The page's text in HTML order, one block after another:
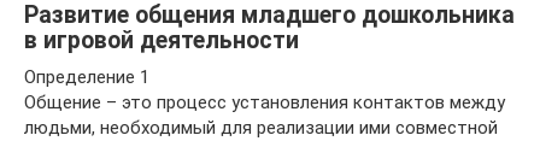
Развитие общения младшего дошкольника
в игровой деятельности
Определение 1
Общение – это процесс установления контактов между
людьми, необходимый для реализации ими совместной